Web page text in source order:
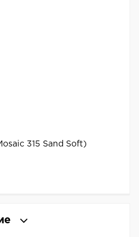
315 Sand Soft)